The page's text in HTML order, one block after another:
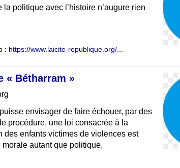
la politique avec l’histoire n’augure rien
: https://www.laicite-republique.org/...
« Bétharram »
envisager de faire échouer, par des
procédure, une loi consacrée à la
des enfants victimes de violences est
morale autant que politique.